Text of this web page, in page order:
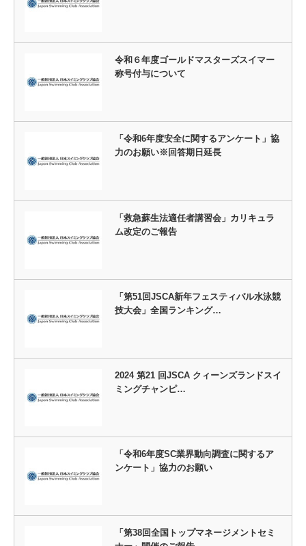
令和６年度ゴールドマスターズスイマー
称号付与について
「令和6年度安全に関するアンケート」協
力のお願い※回答期日延長
「救急蘇生法適任者講習会」カリキュラ
ム改定のご報告
「第51回JSCA新年フェスティバル水泳競
技大会」全国ランキング…
2024 第21 回JSCA クィーンズランドスイ
ミングチャンピ…
「令和6年度SC業界動向調査に関するア
ンケート」協力のお願い
「第38回全国トップマネージメントセミ